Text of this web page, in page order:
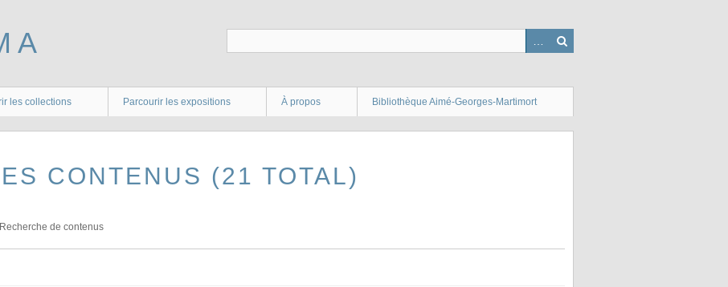
les collections Parcourir les expositions À propos Bibliothèque Aimé-Georges-Martimort
CONTENUS (21 TOTAL)
Recherche de contenus